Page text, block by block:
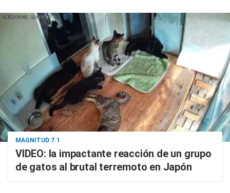
MAGNITUD 7.1
VIDEO: la impactante reacción de un grupo
de gatos al brutal terremoto en Japón